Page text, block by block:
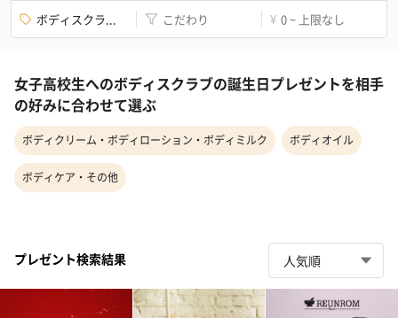
ボディスクラ... こだわり ¥ 0 ~ 上限なし
女子高校生へのボディスクラブの誕生日プレゼントを相手
の好みに合わせて選ぶ
ボディクリーム・ボディローション・ボディミルク ボディオイル
ボディケア・その他
プレゼント検索結果